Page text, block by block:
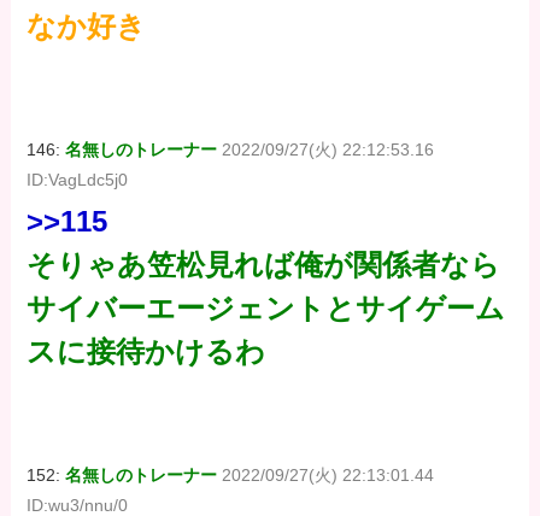
なか好き
146:名無しのトレーナー 2022/09/27(火) 22:12:53.16
ID:VagLdc5j0
>>115
そりゃあ笠松見れば俺が関係者なら
サイバーエージェントとサイゲーム
スに接待かけるわ
152:名無しのトレーナー 2022/09/27(火) 22:13:01.44
ID:wu3/nnu/0